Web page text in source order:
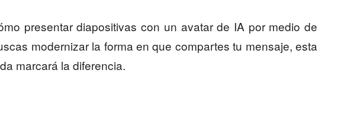
presentar diapositivas con un avatar de IA por medio de
modernizar la forma en que compartes tu mensaje, esta
marcará la diferencia.